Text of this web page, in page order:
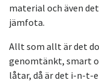
material och även
jämfota.
Allt som allt är det
genomtänkt, smart
låtar, då är det i-n-t-